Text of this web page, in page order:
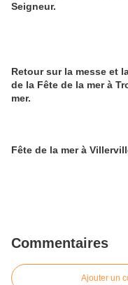
Seigneur.
Retour sur la messe et
de la Fête de la mer à
mer.
Fête de la mer à
Commentaires
Ajouter un